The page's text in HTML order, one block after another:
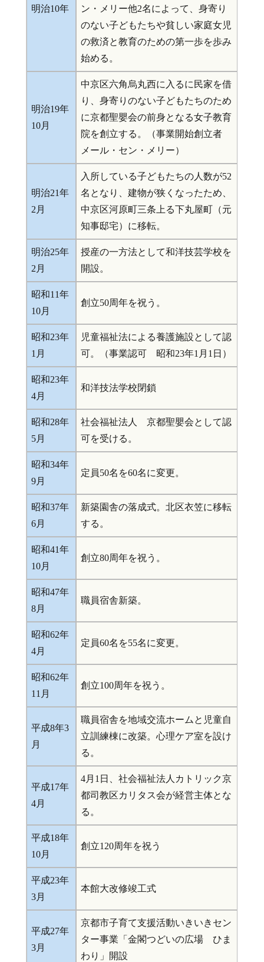
明治10年
ン・メリー他2名によって、身寄り
のない子どもたちや貧しい家庭女児
の救済と教育のための第一歩を歩み
始める。
明治19年
10月
中京区六角烏丸西に入るに民家を借
り、身寄りのない子どもたちのため
に京都聖嬰会の前身となる女子教育
院を創立する。（事業開始創立者
メール・セン・メリー）
明治21年
2月
入所している子どもたちの人数が52
名となり、建物が狭くなったため、
中京区河原町三条上る下丸屋町（元
知事邸宅）に移転。
明治25年
2月
授産の一方法として和洋技芸学校を
開設。
昭和11年
10月
創立50周年を祝う。
昭和23年
1月
児童福祉法による養護施設として認
可。（事業認可 昭和23年1月1日）
昭和23年
4月
和洋技法学校閉鎖
昭和28年
5月
社会福祉法人 京都聖嬰会として認
可を受ける。
昭和34年
9月
定員50名を60名に変更。
昭和37年
6月
新築園舎の落成式。北区衣笠に移転
する。
昭和41年
10月
創立80周年を祝う。
昭和47年
8月
職員宿舎新築。
昭和62年
4月
定員60名を55名に変更。
昭和62年
11月
創立100周年を祝う。
平成8年3
月
職員宿舎を地域交流ホームと児童自
立訓練棟に改築。心理ケア室を設け
る。
平成17年
4月
4月1日、社会福祉法人カトリック京
都司教区カリタス会が経営主体とな
る。
平成18年
10月
創立120周年を祝う
平成23年
3月
本館大改修竣工式
平成27年
3月
京都市子育て支援活動いきいきセン
ター事業「金閣つどいの広場 ひま
わり」開設